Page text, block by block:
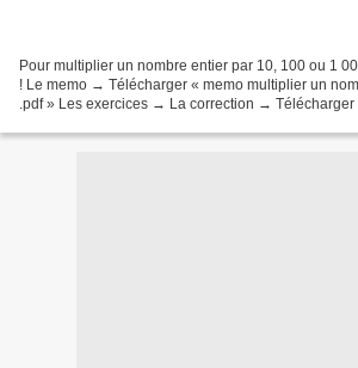
Pour multiplier un nombre entier par 10, 100 ou 1
! Le memo → Télécharger « memo multiplier un
.pdf » Les exercices → La correction → Télécharger